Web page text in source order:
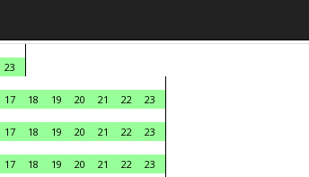
23
17 18 19 20 21 22
23
17 18 19 20 21 22
23
17 18 19 20 21 22
23